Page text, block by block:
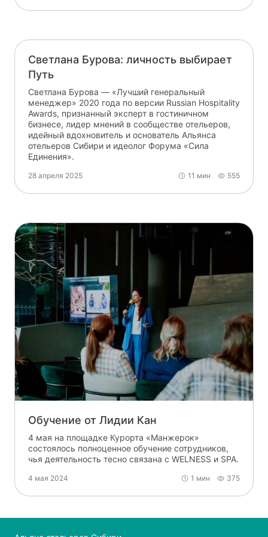
Светлана Бурова: личность выбирает
Путь
Светлана Бурова — «Лучший генеральный
менеджер» 2020 года по версии Russian Hospitality
Awards, признанный эксперт в гостиничном
бизнесе, лидер мнений в сообществе отельеров,
идейный вдохновитель и основатель Альянса
отельеров Сибири и идеолог Форума «Сила
Единения».
28 апреля 2025 11 мин 555
Обучение от Лидии Кан
4 мая на площадке Курорта «Манжерок»
состоялось полноценное обучение сотрудников,
чья деятельность тесно связана с WELNESS и SPA.
4 мая 2024 1 мин 375